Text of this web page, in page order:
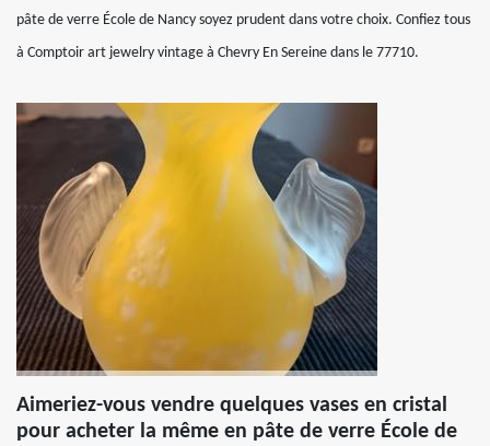
pâte de verre École de Nancy soyez prudent dans votre choix. Confiez tous
à Comptoir art jewelry vintage à Chevry En Sereine dans le 77710.
Aimeriez-vous vendre quelques vases en cristal
pour acheter la même en pâte de verre École de